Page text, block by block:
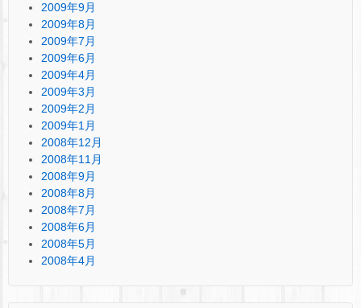
2009年9月
2009年8月
2009年7月
2009年6月
2009年4月
2009年3月
2009年2月
2009年1月
2008年12月
2008年11月
2008年9月
2008年8月
2008年7月
2008年6月
2008年5月
2008年4月